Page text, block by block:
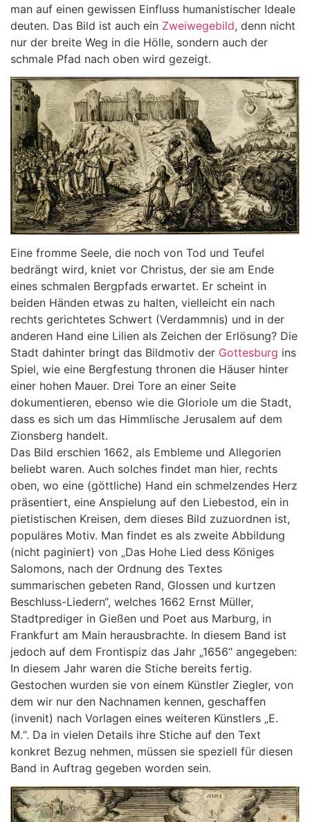
man auf einen gewissen Einfluss humanistischer Ideale
deuten. Das Bild ist auch ein Zweiwegebild, denn nicht
nur der breite Weg in die Hölle, sondern auch der
schmale Pfad nach oben wird gezeigt.
Eine fromme Seele, die noch von Tod und Teufel
bedrängt wird, kniet vor Christus, der sie am Ende
eines schmalen Bergpfads erwartet. Er scheint in
beiden Händen etwas zu halten, vielleicht ein nach
rechts gerichtetes Schwert (Verdammnis) und in der
anderen Hand eine Lilien als Zeichen der Erlösung? Die
Stadt dahinter bringt das Bildmotiv der Gottesburg ins
Spiel, wie eine Bergfestung thronen die Häuser hinter
einer hohen Mauer. Drei Tore an einer Seite
dokumentieren, ebenso wie die Gloriole um die Stadt,
dass es sich um das Himmlische Jerusalem auf dem
Zionsberg handelt.
Das Bild erschien 1662, als Embleme und Allegorien
beliebt waren. Auch solches findet man hier, rechts
oben, wo eine (göttliche) Hand ein schmelzendes Herz
präsentiert, eine Anspielung auf den Liebestod, ein in
pietistischen Kreisen, dem dieses Bild zuzuordnen ist,
populäres Motiv. Man findet es als zweite Abbildung
(nicht paginiert) von „Das Hohe Lied dess Königes
Salomons, nach der Ordnung des Textes
summarischen gebeten Rand, Glossen und kurtzen
Beschluss-Liedern“, welches 1662 Ernst Müller,
Stadtprediger in Gießen und Poet aus Marburg, in
Frankfurt am Main herausbrachte. In diesem Band ist
jedoch auf dem Frontispiz das Jahr „1656“ angegeben:
In diesem Jahr waren die Stiche bereits fertig.
Gestochen wurden sie von einem Künstler Ziegler, von
dem wir nur den Nachnamen kennen, geschaffen
(invenit) nach Vorlagen eines weiteren Künstlers „E.
M.“. Da in vielen Details ihre Stiche auf den Text
konkret Bezug nehmen, müssen sie speziell für diesen
Band in Auftrag gegeben worden sein.